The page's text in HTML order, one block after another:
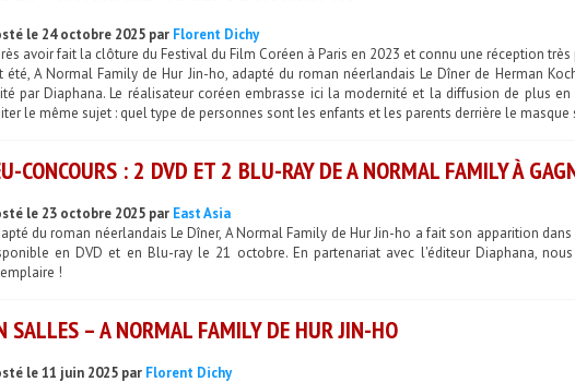
le 24 octobre 2025 par Florent Dichy
avoir fait la clôture du Festival du Film Coréen à Paris en 2023 et connu une réception
été, A Normal Family de Hur Jin-ho, adapté du roman néerlandais Le Dîner de Herman
par Diaphana. Le réalisateur coréen embrasse ici la modernité et la diffusion de plus
le même sujet : quel type de personnes sont les enfants et les parents derrière le masque
CONCOURS : 2 DVD ET 2 BLU-RAY DE A NORMAL FAMILY À
le 23 octobre 2025 par East Asia
du roman néerlandais Le Dîner, A Normal Family de Hur Jin-ho a fait son apparition
en DVD et en Blu-ray le 21 octobre. En partenariat avec l'éditeur Diaphana,
!
SALLES – A NORMAL FAMILY DE HUR JIN-HO
le 11 juin 2025 par Florent Dichy